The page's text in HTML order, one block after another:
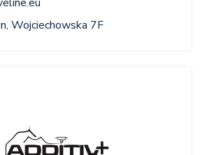
Wojciechowska 7F